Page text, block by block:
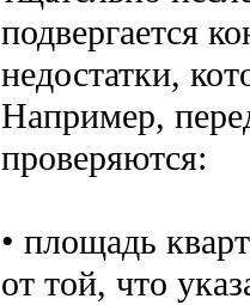
подвергается
недостатки,
Например,
проверяются:
• площадь
от той, что